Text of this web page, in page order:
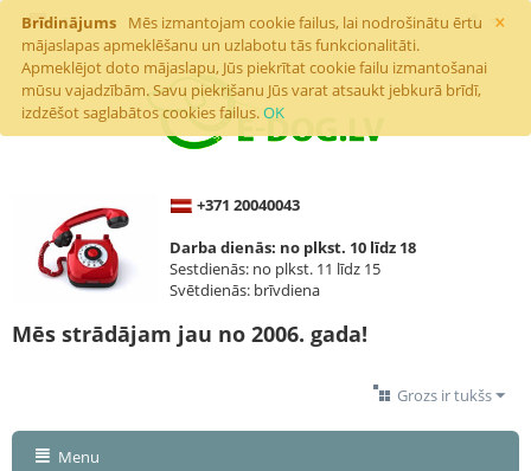
×
Brīdinājums
Mēs izmantojam cookie failus, lai nodrošinātu ērtu
mājaslapas apmeklēšanu un uzlabotu tās funkcionalitāti.
Apmeklējot doto mājaslapu, Jūs piekrītat cookie failu izmantošanai
mūsu vajadzībām. Savu piekrišanu Jūs varat atsaukt jebkurā brīdī,
izdzēšot saglabātos cookies failus.OK
+371 20040043
Darba dienās: no plkst. 10 līdz 18
Sestdienās: no plkst. 11 līdz 15
Svētdienās: brīvdiena
Mēs strādājam jau no 2006. gada!
Grozs ir tukšs
Menu